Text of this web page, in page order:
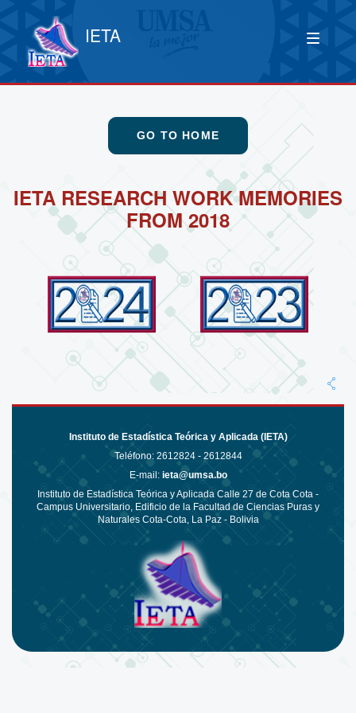
IETA
GO TO HOME
IETA RESEARCH WORK MEMORIES
FROM 2018
Instituto de Estadística Teórica y Aplicada (IETA)
Teléfono: 2612824 - 2612844
E-mail: ieta@umsa.bo
Instituto de Estadística Teórica y Aplicada Calle 27 de Cota Cota -
Campus Universitario, Edificio de la Facultad de Ciencias Puras y
Naturales Cota-Cota, La Paz - Bolivia